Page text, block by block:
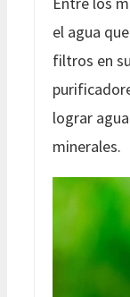
el agua
filtros en
lograr
minerales.